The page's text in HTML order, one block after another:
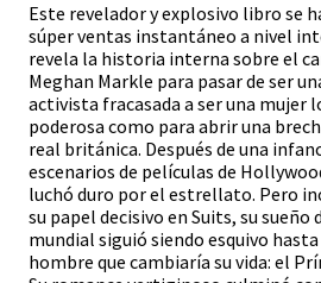
Este revelador y explosivo libro se
súper ventas instantáneo a nivel
revela la historia interna sobre el
Meghan Markle para pasar de ser
activista fracasada a ser una mujer
poderosa como para abrir una
real británica. Después de una
escenarios de películas de
luchó duro por el estrellato. Pero
su papel decisivo en Suits, su sueño
mundial siguió siendo esquivo
hombre que cambiaría su vida: el